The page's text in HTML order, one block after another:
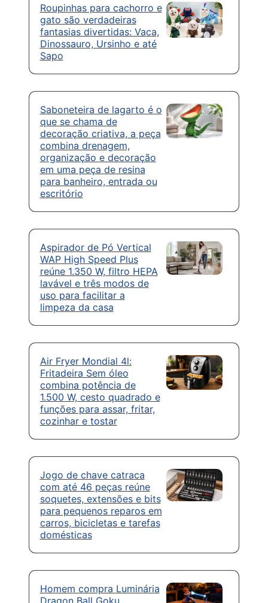
Roupinhas para cachorro e
gato são verdadeiras
fantasias divertidas: Vaca,
Dinossauro, Ursinho e até
Sapo
Saboneteira de lagarto é o
que se chama de
decoração criativa, a peça
combina drenagem,
organização e decoração
em uma peça de resina
para banheiro, entrada ou
escritório
Aspirador de Pó Vertical
WAP High Speed Plus
reúne 1.350 W, filtro HEPA
lavável e três modos de
uso para facilitar a
limpeza da casa
Air Fryer Mondial 4l:
Fritadeira Sem óleo
combina potência de
1.500 W, cesto quadrado e
funções para assar, fritar,
cozinhar e tostar
Jogo de chave catraca
com até 46 peças reúne
soquetes, extensões e bits
para pequenos reparos em
carros, bicicletas e tarefas
domésticas
Homem compra Luminária